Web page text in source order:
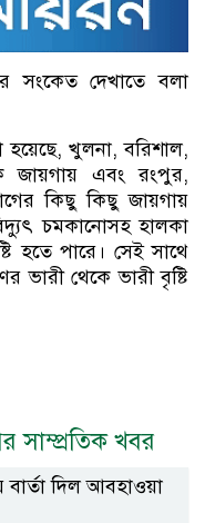
সংকেত দেখাতে বলা
খুলনা, বরিশাল,
জায়গায় এবং রংপুর,
কিছু কিছু জায়গায়
চমকানোসহ হালকা
হতে পারে। সেই সাথে
ভারী থেকে ভারী বৃষ্টি
সাম্প্রতিক খবর
বার্তা দিল আবহাওয়া